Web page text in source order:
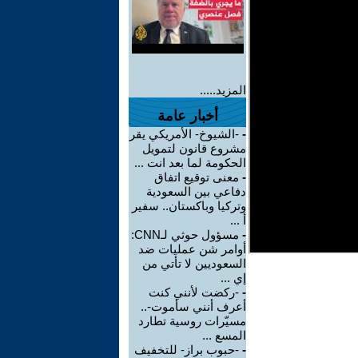
المزيد.....
أخبار عامة
- -الشيوخ- الأمريكي يقر
مشروع قانون لتمويل
الحكومة لما بعد انت ...
- معنى توقيع اتفاق
دفاعي بين السعودية
وتركيا وباكستان.. سفير
أ ...
-
مسؤول حوثي لـCNN:
أوامر شن عمليات ضد
السعوديين لا تأتي من
إي ...
- -ركضت لأنني كنت
أعرف أنني سأموت-..
مسيّرات روسية تطارد
المسع ...
- -حبوب براز- للتخفيف